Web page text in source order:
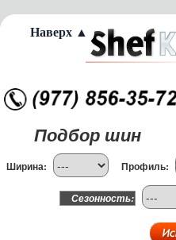
Подбор шин
Ширина: Профиль:
Сезонность:
Наверх ▲